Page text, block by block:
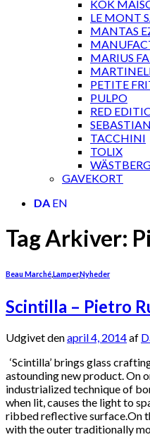
KOK
LE MONT
MANTAS
MARIUS
PETITE
PULPO
RED
TACCHINI
TOLIX
GAVEKORT
DA EN
Tag Arkiver:
Beau MarchéLamper,Nyheder
Scintilla – Pietro
Udgivet denapril 4, 2014af
‘Scintilla’ brings glass
astounding new product. On
industrialized technique of
when lit, causes the light to
ribbed reflective surface.On
with the outer traditionally